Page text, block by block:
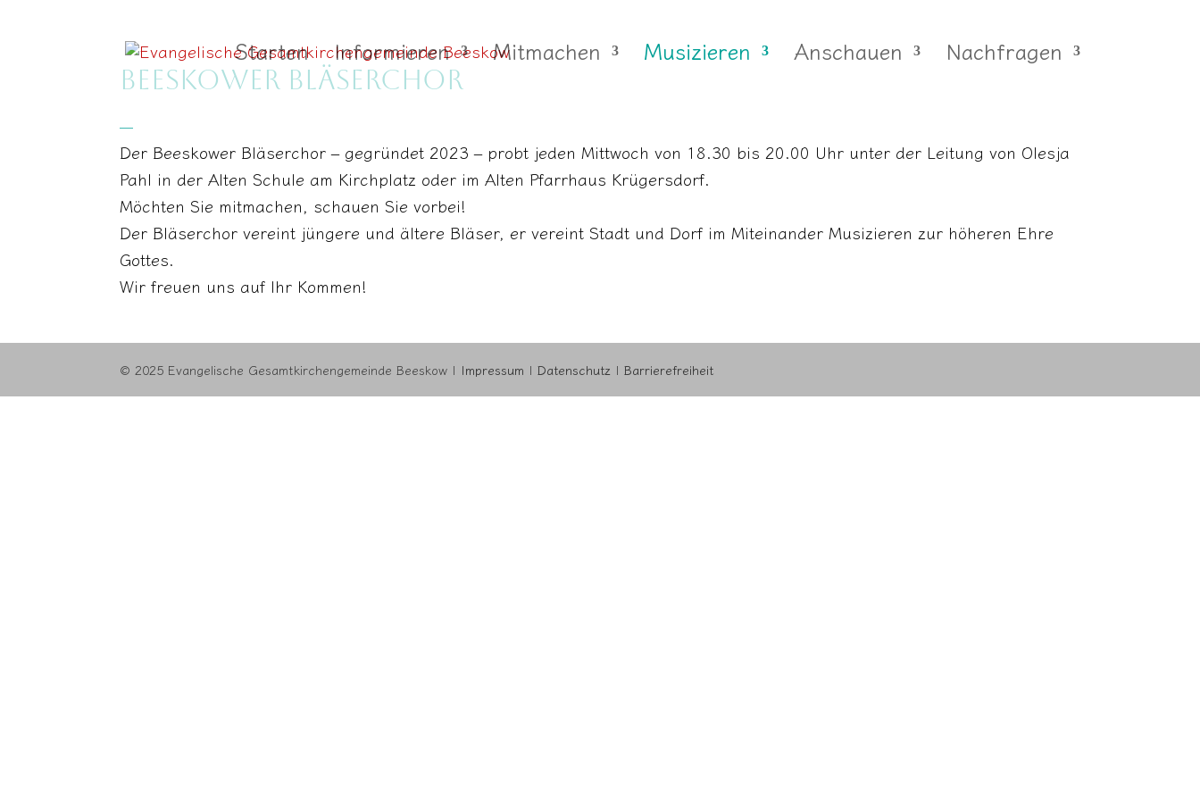
Starten Informieren Mitmachen Musizieren Anschauen
Nachfragen
BEESKOWER BLÄSERCHOR
Der Beeskower Bläserchor – gegründet 2023 – probt jeden Mittwoch von 18.30 bis 20.00 Uhr unter der Leitung von Olesja
Pahl in der Alten Schule am Kirchplatz oder im Alten Pfarrhaus Krügersdorf.
Möchten Sie mitmachen, schauen Sie vorbei!
Der Bläserchor vereint jüngere und ältere Bläser, er vereint Stadt und Dorf im Miteinander Musizieren zur höheren Ehre
Gottes.
Wir freuen uns auf Ihr Kommen!
© 2025 Evangelische Gesamtkirchengemeinde Beeskow | Impressum |Datenschutz |Barrierefreiheit